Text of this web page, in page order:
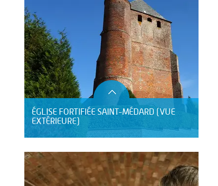
ÉGLISE FORTIFIÉE SAINT-MÉDARD (VUE
EXTÉRIEURE)